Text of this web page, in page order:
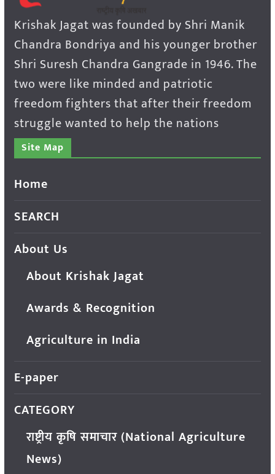
Krishak Jagat was founded by Shri Manik
Chandra Bondriya and his younger brother
Shri Suresh Chandra Gangrade in 1946. The
two were like minded and patriotic
freedom fighters that after their freedom
struggle wanted to help the nations
Site Map
Home
SEARCH
About Us
About Krishak Jagat
Awards & Recognition
Agriculture in India
E-paper
CATEGORY
राष्ट्रीय कृषि समाचार (National Agriculture
News)